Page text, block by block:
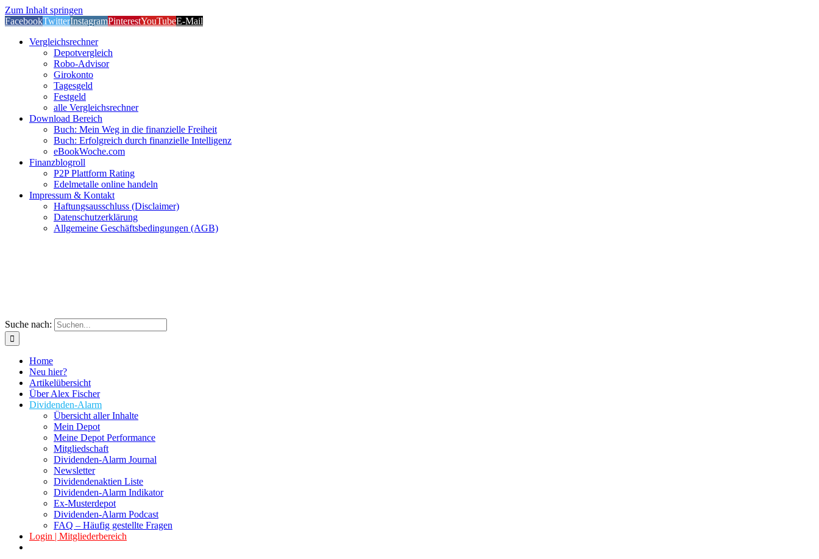
Zum Inhalt springen
FacebookTwitterInstagramPinterestYouTubeE-Mail
Vergleichsrechner
Depotvergleich
Robo-Advisor
Girokonto
Tagesgeld
Festgeld
alle Vergleichsrechner
Download Bereich
Buch: Mein Weg in die finanzielle Freiheit
Buch: Erfolgreich durch finanzielle Intelligenz
eBookWoche.com
Finanzblogroll
P2P Plattform Rating
Edelmetalle online handeln
Impressum & Kontakt
Haftungsausschluss (Disclaimer)
Datenschutzerklärung
Allgemeine Geschäftsbedingungen (AGB)
Suche nach:
Home
Neu hier?
Artikelübersicht
Über Alex Fischer
Dividenden-Alarm
Übersicht aller Inhalte
Mein Depot
Meine Depot Performance
Mitgliedschaft
Dividenden-Alarm Journal
Newsletter
Dividendenaktien Liste
Dividenden-Alarm Indikator
Ex-Musterdepot
Dividenden-Alarm Podcast
FAQ – Häufig gestellte Fragen
Login | Mitgliederbereich